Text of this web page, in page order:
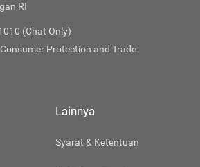
RI
(Chat Only)
Protection and Trade
Lainnya
Syarat & Ketentuan